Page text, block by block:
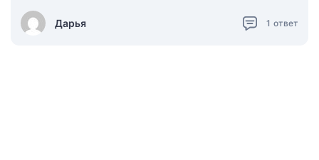
Дарья 1 ответ